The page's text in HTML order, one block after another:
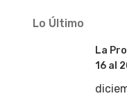
Lo Último
La
16 al